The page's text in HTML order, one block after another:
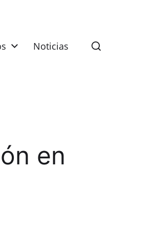
Noticias
en